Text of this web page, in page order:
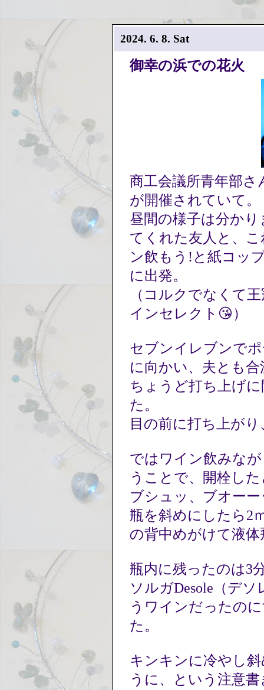
2024. 6. 8. Sat
御幸の浜での花火
商工会議所青年部
が開催されていて。
昼間の様子は分か
てくれた友人と、
ン飲もう!と紙コッ
に出発。
（コルクでなくて
インセレクト😘）
セブンイレブンで
に向かい、夫とも
ちょうど打ち上げ
た。
目の前に打ち上が
ではワイン飲みな
うことで、開栓し
ブシュッ、ブオー
瓶を斜めにしたら2
の背中めがけて液
瓶内に残ったのは
ソルガDesole（デ
うワインだったの
た。
キンキンに冷やし
うに、という注意